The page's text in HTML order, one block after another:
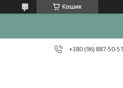
Кошик
+380 (96) 887-50-51